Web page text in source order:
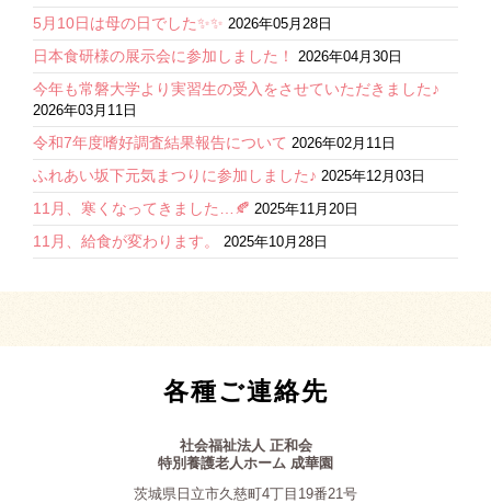
5月10日は母の日でした✨✨ 2026年05月28日
日本食研様の展示会に参加しました！ 2026年04月30日
今年も常磐大学より実習生の受入をさせていただきました♪
2026年03月11日
令和7年度嗜好調査結果報告について 2026年02月11日
ふれあい坂下元気まつりに参加しました♪ 2025年12月03日
11月、寒くなってきました…🍂 2025年11月20日
11月、給食が変わります。 2025年10月28日
各種ご連絡先
社会福祉法人 正和会
特別養護老人ホーム 成華園
茨城県日立市久慈町4丁目19番21号